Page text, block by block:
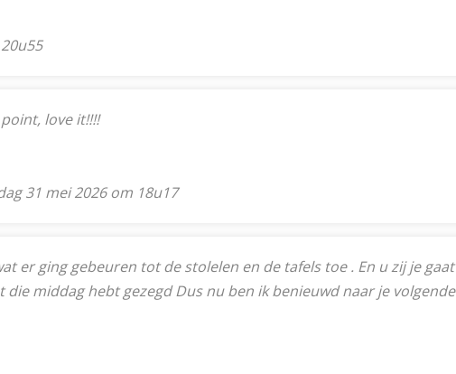
love it!!!!
31 mei 2026 om 18u17
er ging gebeuren tot de stolelen en de tafels toe . En u zij je gaat
middag hebt gezegd Dus nu ben ik benieuwd naar je volgende